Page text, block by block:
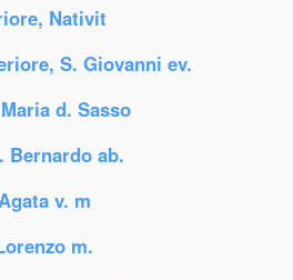
Nativit
S. Giovanni ev.
d. Sasso
Bernardo ab.
v. m
m.